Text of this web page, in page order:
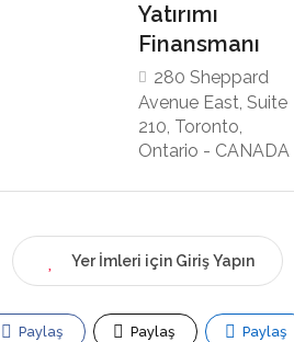
Yatırımı
Finansmanı
280 Sheppard
Avenue East, Suite
210, Toronto,
Ontario - CANADA
Yer İmleri için Giriş Yapın
Paylaş Paylaş Paylaş